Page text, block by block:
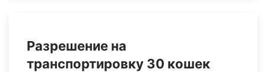
Разрешение на
транспортировку 30 кошек